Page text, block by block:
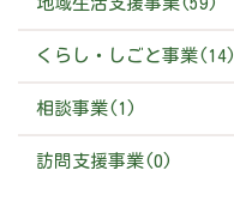
くらし・しごと事業(14)
相談事業(1)
訪問支援事業(0)